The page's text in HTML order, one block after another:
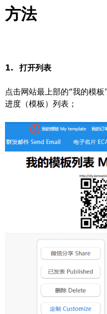
方法
1. 打开列表
点击网站最上部的“我的模
进度（模板）列表；